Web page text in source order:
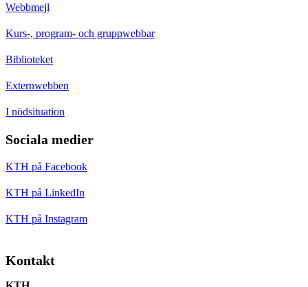
Webbmejl
Kurs-, program- och gruppwebbar
Biblioteket
Externwebben
I nödsituation
Sociala medier
KTH på Facebook
KTH på LinkedIn
KTH på Instagram
Kontakt